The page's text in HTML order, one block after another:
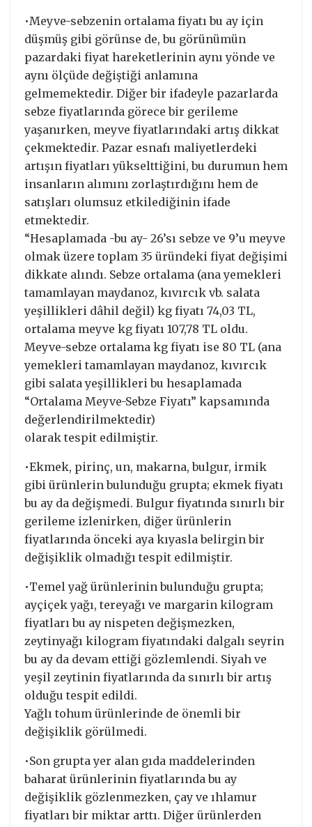
•Meyve-sebzenin ortalama fiyatı bu ay için
düşmüş gibi görünse de, bu görünümün
pazardaki fiyat hareketlerinin aynı yönde ve
aynı ölçüde değiştiği anlamına
gelmemektedir. Diğer bir ifadeyle pazarlarda
sebze fiyatlarında görece bir gerileme
yaşanırken, meyve fiyatlarındaki artış dikkat
çekmektedir. Pazar esnafı maliyetlerdeki
artışın fiyatları yükselttiğini, bu durumun hem
insanların alımını zorlaştırdığını hem de
satışları olumsuz etkilediğinin ifade
etmektedir.
“Hesaplamada -bu ay- 26’sı sebze ve 9’u meyve
olmak üzere toplam 35 üründeki fiyat değişimi
dikkate alındı. Sebze ortalama (ana yemekleri
tamamlayan maydanoz, kıvırcık vb. salata
yeşillikleri dâhil değil) kg fiyatı 74,03 TL,
ortalama meyve kg fiyatı 107,78 TL oldu.
Meyve-sebze ortalama kg fiyatı ise 80 TL (ana
yemekleri tamamlayan maydanoz, kıvırcık
gibi salata yeşillikleri bu hesaplamada
“Ortalama Meyve-Sebze Fiyatı” kapsamında
değerlendirilmektedir)
olarak tespit edilmiştir.
•Ekmek, pirinç, un, makarna, bulgur, irmik
gibi ürünlerin bulunduğu grupta; ekmek fiyatı
bu ay da değişmedi. Bulgur fiyatında sınırlı bir
gerileme izlenirken, diğer ürünlerin
fiyatlarında önceki aya kıyasla belirgin bir
değişiklik olmadığı tespit edilmiştir.
•Temel yağ ürünlerinin bulunduğu grupta;
ayçiçek yağı, tereyağı ve margarin kilogram
fiyatları bu ay nispeten değişmezken,
zeytinyağı kilogram fiyatındaki dalgalı seyrin
bu ay da devam ettiği gözlemlendi. Siyah ve
yeşil zeytinin fiyatlarında da sınırlı bir artış
olduğu tespit edildi.
Yağlı tohum ürünlerinde de önemli bir
değişiklik görülmedi.
•Son grupta yer alan gıda maddelerinden
baharat ürünlerinin fiyatlarında bu ay
değişiklik gözlenmezken, çay ve ıhlamur
fiyatları bir miktar arttı. Diğer ürünlerden